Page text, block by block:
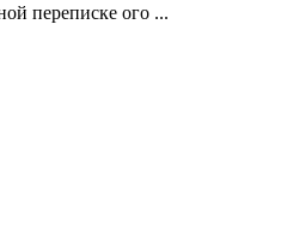
переписке ого ...